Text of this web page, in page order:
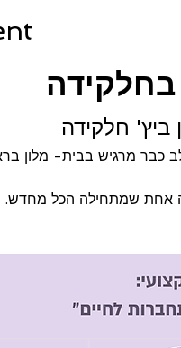
בחלקידה
כבר מרגיש בבית- מלון
אחת שמתחילה הכל מחדש.